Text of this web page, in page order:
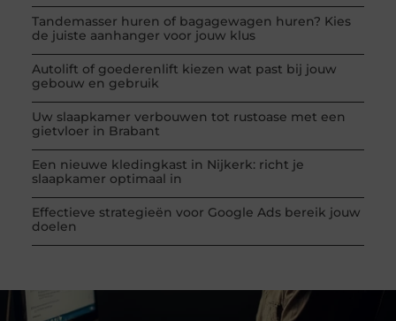
Tandemasser huren of bagagewagen huren? Kies
de juiste aanhanger voor jouw klus
Autolift of goederenlift kiezen wat past bij jouw
gebouw en gebruik
Uw slaapkamer verbouwen tot rustoase met een
gietvloer in Brabant
Een nieuwe kledingkast in Nijkerk: richt je
slaapkamer optimaal in
Effectieve strategieën voor Google Ads bereik jouw
doelen